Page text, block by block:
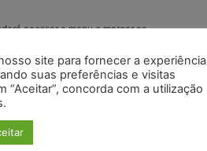
acessar o menu e marcar as
o que fará com que o
selecionadas.
site para fornecer a experiência
suas preferências e visitas
“Aceitar”, concorda com a utilização